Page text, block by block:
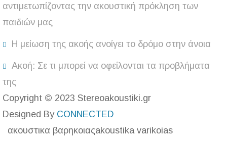
αντιμετωπίζοντας την ακουστική πρόκληση των
παιδιών μας
Η μείωση της ακοής ανοίγει το δρόμο στην άνοια
Ακοή: Σε τι μπορεί να οφείλονται τα προβλήματα
της
Copyright © 2023 Stereoakoustiki.gr
Designed By CONNECTED
ακουστικα βαρηκοιαςakoustika varikoias